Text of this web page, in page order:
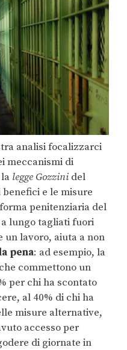
analisi focalizzarci
meccanismi di
legge Gozzini del
e le misure
penitenziaria del
lungo tagliati fuori
lavoro, aiuta a non
pena: ad esempio, la
commettono un
per chi ha scontato
al 40% di chi ha
misure alternative,
accesso per
di giornate in